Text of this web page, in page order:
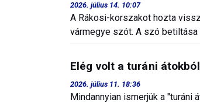
2026. július 14. 10:07
A Rákosi-korszakot hozta
vármegye szót. A szó
Elég volt a turáni
2026. július 11. 18:36
Mindannyian ismerjük a "turáni